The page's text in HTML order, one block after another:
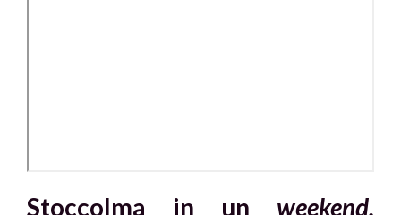
Stoccolma in un weekend.